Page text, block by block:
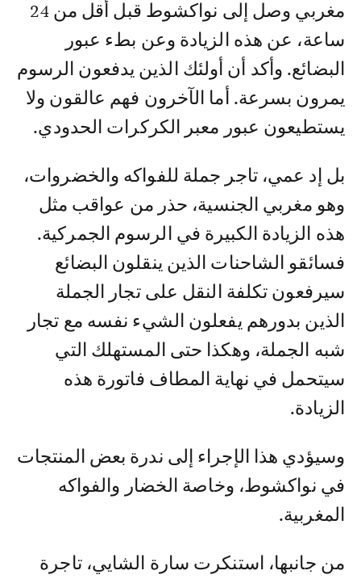
مغربي وصل إلى نواكشوط قبل أقل من 24
ساعة، عن هذه الزيادة وعن بطء عبور
البضائع. وأكد أن أولئك الذين يدفعون الرسوم
يمرون بسرعة. أما الآخرون فهم عالقون ولا
يستطيعون عبور معبر الكركرات الحدودي.
بل إد عمي، تاجر جملة للفواكه والخضروات،
وهو مغربي الجنسية، حذر من عواقب مثل
هذه الزيادة الكبيرة في الرسوم الجمركية.
فسائقو الشاحنات الذين ينقلون البضائع
سيرفعون تكلفة النقل على تجار الجملة
الذين بدورهم يفعلون الشيء نفسه مع تجار
شبه الجملة، وهكذا حتى المستهلك التي
سيتحمل في نهاية المطاف فاتورة هذه
الزيادة.
وسيؤدي هذا الإجراء إلى ندرة بعض المنتجات
في نواكشوط، وخاصة الخضار والفواكه
المغربية.
من جانبها، استنكرت سارة الشايي، تاجرة